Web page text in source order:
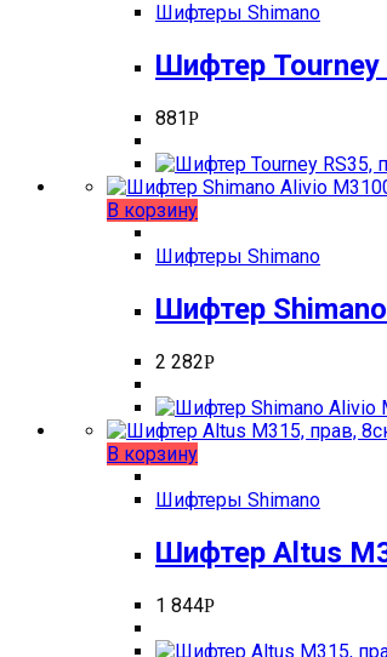
Шифтеры Shimano
Шифтер
881Р
В корзину
Шифтеры Shimano
Шифтер
2 282Р
В корзину
Шифтеры Shimano
Шифтер Altus
1 844Р